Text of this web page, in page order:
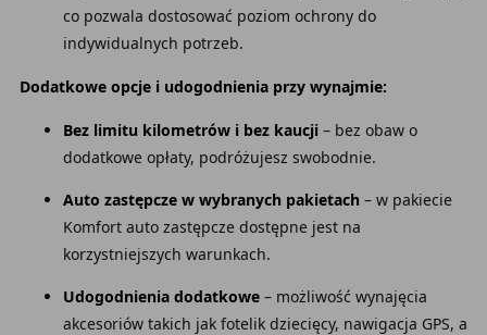
co pozwala dostosować poziom ochrony do
indywidualnych potrzeb.
Dodatkowe opcje i udogodnienia przy wynajmie:
Bez limitu kilometrów i bez kaucji– bez obaw o
dodatkowe opłaty, podróżujesz swobodnie.
Auto zastępcze w wybranych pakietach – w pakiecie
Komfort auto zastępcze dostępne jest na
korzystniejszych warunkach.
Udogodnienia dodatkowe– możliwość wynajęcia
akcesoriów takich jak fotelik dziecięcy, nawigacja GPS, a